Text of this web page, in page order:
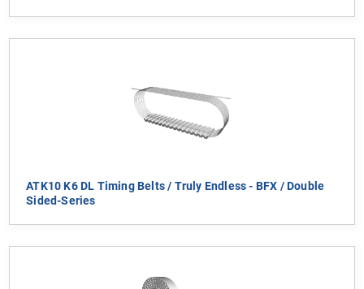
ATK10 K6 DL Timing Belts / Truly Endless - BFX / Double
Sided-Series